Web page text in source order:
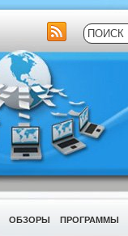
ОБЗОРЫ ПРОГРАММЫ